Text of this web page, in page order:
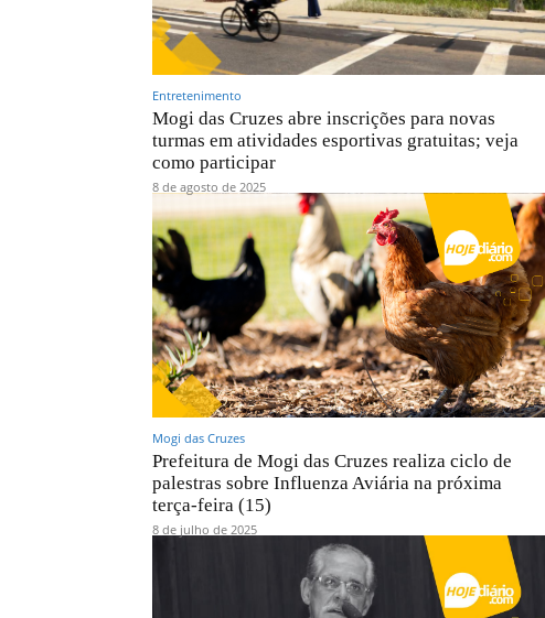
Entretenimento
Mogi das Cruzes abre inscrições para novas
turmas em atividades esportivas gratuitas; veja
como participar
8 de agosto de 2025
Mogi das Cruzes
Prefeitura de Mogi das Cruzes realiza ciclo de
palestras sobre Influenza Aviária na próxima
terça-feira (15)
8 de julho de 2025